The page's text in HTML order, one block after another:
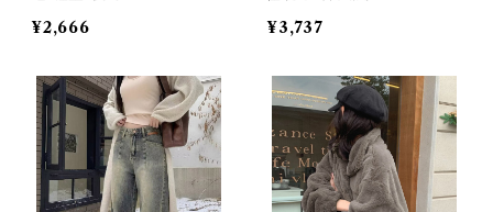
¥2,666
¥3,737